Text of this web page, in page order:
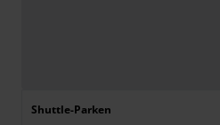
Shuttle-Parken